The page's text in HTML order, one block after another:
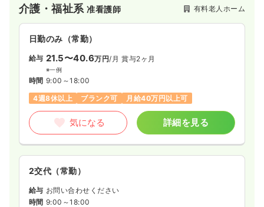
介護・福祉系准看護師 有料老人ホーム
日勤のみ（常勤）
給与 21.5〜40.6万円/月 賞与2ヶ月
※一例
時間 9:00～18:00
4週8休以上
ブランク可 月給40万円以上可
気になる 詳細を見る
2交代（常勤）
給与 お問い合わせください
時間 9:00～18:00